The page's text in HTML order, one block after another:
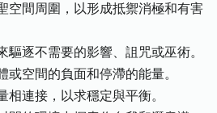
空間周圍，以形成抵禦消極和有害
驅逐不需要的影響、詛咒或巫術。
或空間的負面和停滯的能量。
相連接，以求穩定與平衡。